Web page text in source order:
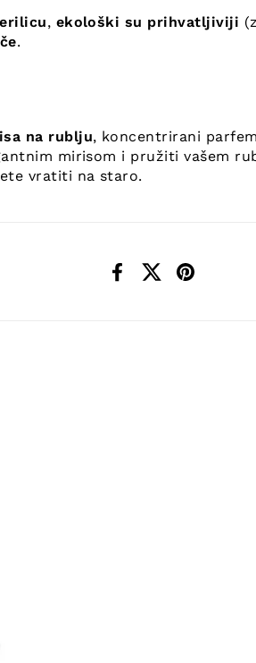
, ekološki su prihvatljiviji
.
na rublju, koncentrirani
mirisom i pružiti vašem
vratiti na staro.
Facebook
X (Twitter)
Pinterest